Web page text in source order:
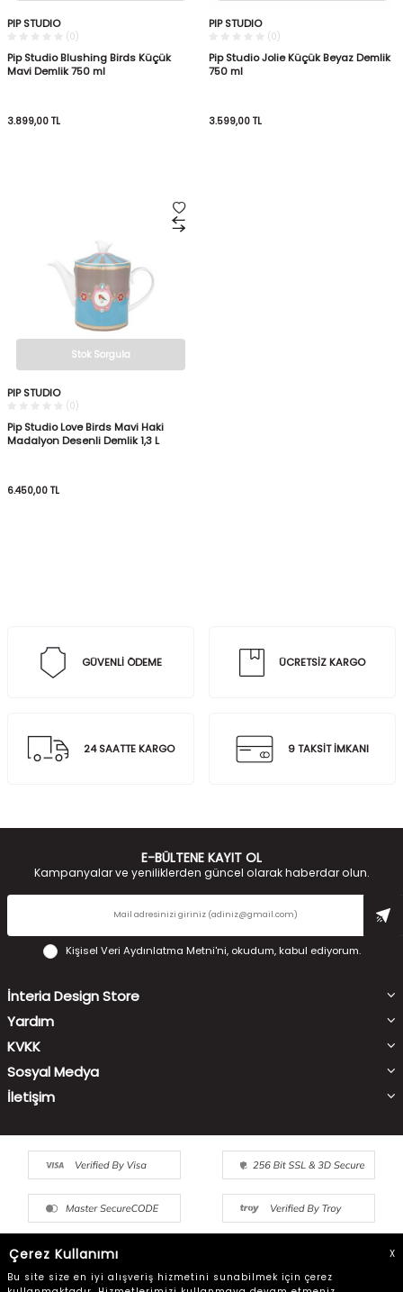
PIP STUDIO
(0)
Pip Studio Blushing Birds Küçük
Mavi Demlik 750 ml
3.899,00 TL
PIP STUDIO
(0)
Pip Studio Jolie Küçük Beyaz Demlik
750 ml
3.599,00 TL
Stok Sorgula
PIP STUDIO
(0)
Pip Studio Love Birds Mavi Haki
Madalyon Desenli Demlik 1,3 L
6.450,00 TL
GÜVENLİ ÖDEME ÜCRETSİZ KARGO
24 SAATTE KARGO 9 TAKSİT İMKANI
E-BÜLTENE KAYIT OL
Kampanyalar ve yeniliklerden güncel olarak haberdar olun.
Kişisel Veri Aydınlatma Metni'ni, okudum, kabul ediyorum.
İnteria Design Store
Yardım
KVKK
Sosyal Medya
İletişim
Çerez Kullanımı
X
Bu site size en iyi alışveriş hizmetini sunabilmek için çerez